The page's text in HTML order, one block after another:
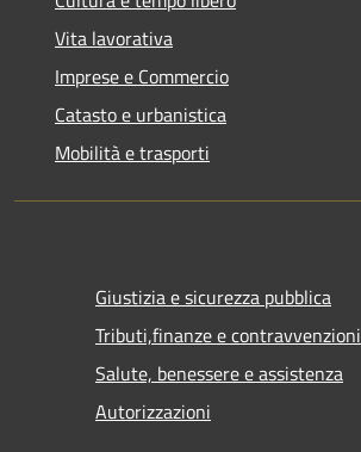
Vita lavorativa
Imprese e Commercio
Catasto e urbanistica
Mobilità e trasporti
Giustizia e sicurezza pubblica
Tributi,finanze e contravvenzioni
Salute, benessere e assistenza
Autorizzazioni